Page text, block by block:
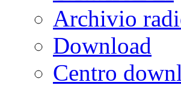
Archivio
Download
Centro